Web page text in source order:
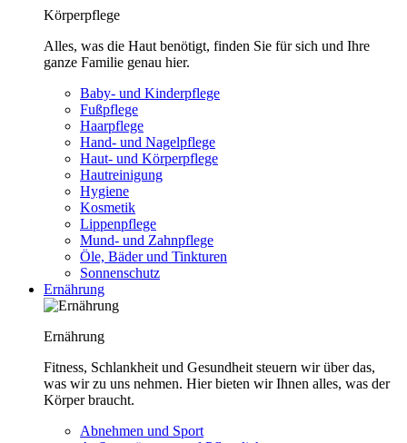
Körperpflege
Alles, was die Haut benötigt, finden Sie für sich und Ihre
ganze Familie genau hier.
Baby- und Kinderpflege
Fußpflege
Haarpflege
Hand- und Nagelpflege
Haut- und Körperpflege
Hautreinigung
Hygiene
Kosmetik
Lippenpflege
Mund- und Zahnpflege
Öle, Bäder und Tinkturen
Sonnenschutz
Ernährung
Ernährung
Fitness, Schlankheit und Gesundheit steuern wir über das,
was wir zu uns nehmen. Hier bieten wir Ihnen alles, was der
Körper braucht.
Abnehmen und Sport